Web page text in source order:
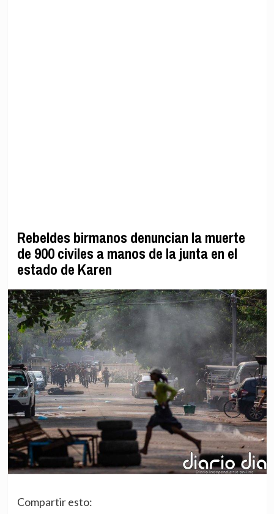
Rebeldes birmanos denuncian la muerte
de 900 civiles a manos de la junta en el
estado de Karen
Compartir esto: